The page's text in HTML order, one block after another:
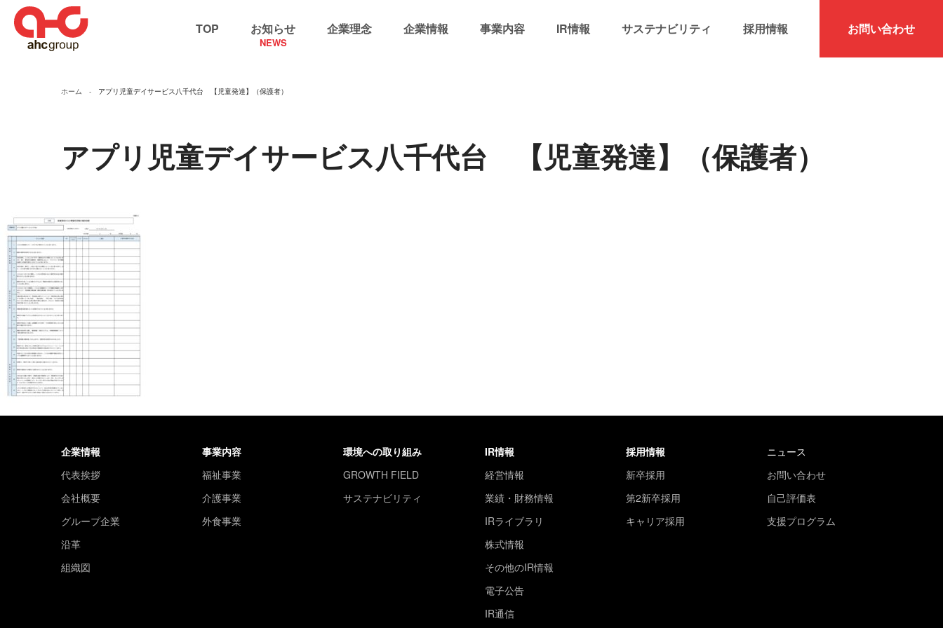
TOP お知らせ
NEWS
企業理念 企業情報 事業内容 IR情報 サステナビリティ 採用情報 お問い合わせ
ホーム アプリ児童デイサービス八千代台 【児童発達】（保護者）
アプリ児童デイサービス八千代台 【児童発達】（保護者）
企業情報
代表挨拶
会社概要
グループ企業
沿革
組織図
事業内容
福祉事業
介護事業
外食事業
環境への取り組み
GROWTH FIELD
サステナビリティ
IR情報
経営情報
業績・財務情報
IRライブラリ
株式情報
その他のIR情報
電子公告
IR通信
採用情報
新卒採用
第2新卒採用
キャリア採用
ニュース
お問い合わせ
自己評価表
支援プログラム